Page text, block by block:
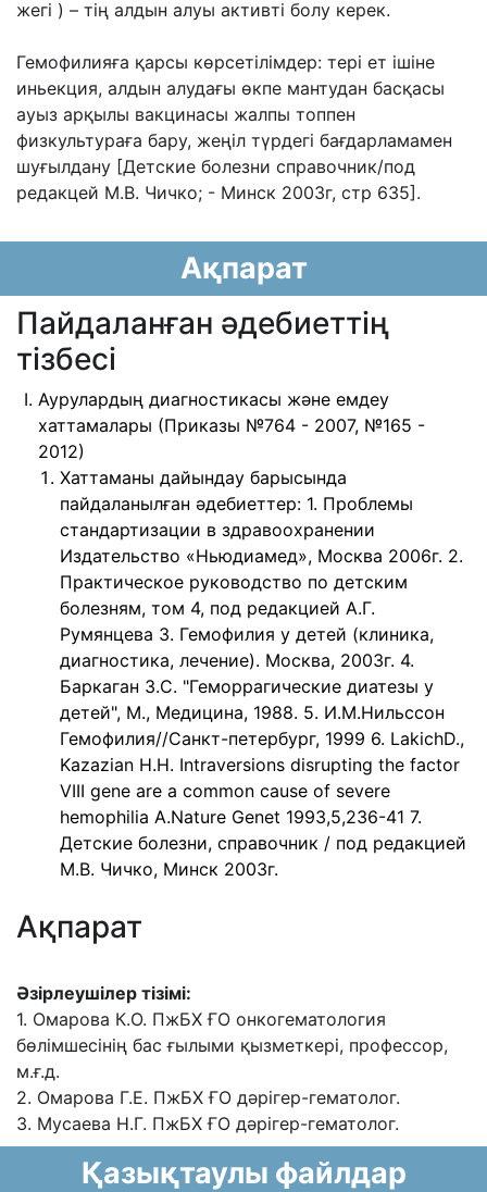
жегі ) – тің алдын алуы активті болу керек.
Гемофилияға қарсы көрсетілімдер: тері ет ішіне
иньекция, алдын алудағы өкпе мантудан басқасы
ауыз арқылы вакцинасы жалпы топпен
физкультураға бару, жеңіл түрдегі бағдарламамен
шуғылдану [Детские болезни справочник/под
редакцей М.В. Чичко; - Минск 2003г, стр 635].
Ақпарат
Пайдаланған әдебиеттің
тізбесі
Аурулардың диагностикасы және емдеу
хаттамалары (Приказы №764 - 2007, №165 -
2012)
Хаттаманы дайындау барысында
пайдаланылған əдебиеттер: 1. Проблемы
стандартизации в здравоохранении
Издательство «Ньюдиамед», Москва 2006г. 2.
Практическое руководство по детским
болезням, том 4, под редакцией А.Г.
Румянцева 3. Гемофилия у детей (клиника,
диагностика, лечение). Москва, 2003г. 4.
Баркаган З.С. "Геморрагические диатезы у
детей", М., Медицина, 1988. 5. И.М.Нильссон
Гемофилия//Санкт-петербург, 1999 6. LakichD.,
Kazazian H.H. Intraversions disrupting the factor
VIII gene are a common сause of severe
hemophilia A.Nature Genet 1993,5,236-41 7.
Детские болезни, справочник / под редакцией
М.В. Чичко, Минск 2003г.
Ақпарат
Əзірлеушілер тізімі:
1. Омарова К.О. ПжБХ ҒО онкогематология
бөлімшесінің бас ғылыми қызметкері, профессор,
м.ғ.д.
2. Омарова Г.Е. ПжБХ ҒО дəрігер-гематолог.
3. Мусаева Н.Г. ПжБХ ҒО дəрігер-гематолог.
Қазықтаулы файлдар